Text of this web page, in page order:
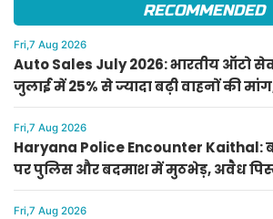
RECOMMENDED
Fri,7 Aug 2026
Auto Sales July 2026: भारतीय ऑटो
जुलाई में 25% से ज्यादा बढ़ी वाहनों की
भारी सेल
Fri,7 Aug 2026
Haryana Police Encounter Kaithal:
पर पुलिस और बदमाश में मुठभेड़, अवैध
गिरफ्तार
Fri,7 Aug 2026